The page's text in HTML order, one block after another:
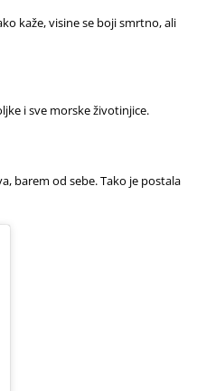
kaže, visine se boji smrtno, ali
i sve morske životinjice.
barem od sebe. Tako je postala